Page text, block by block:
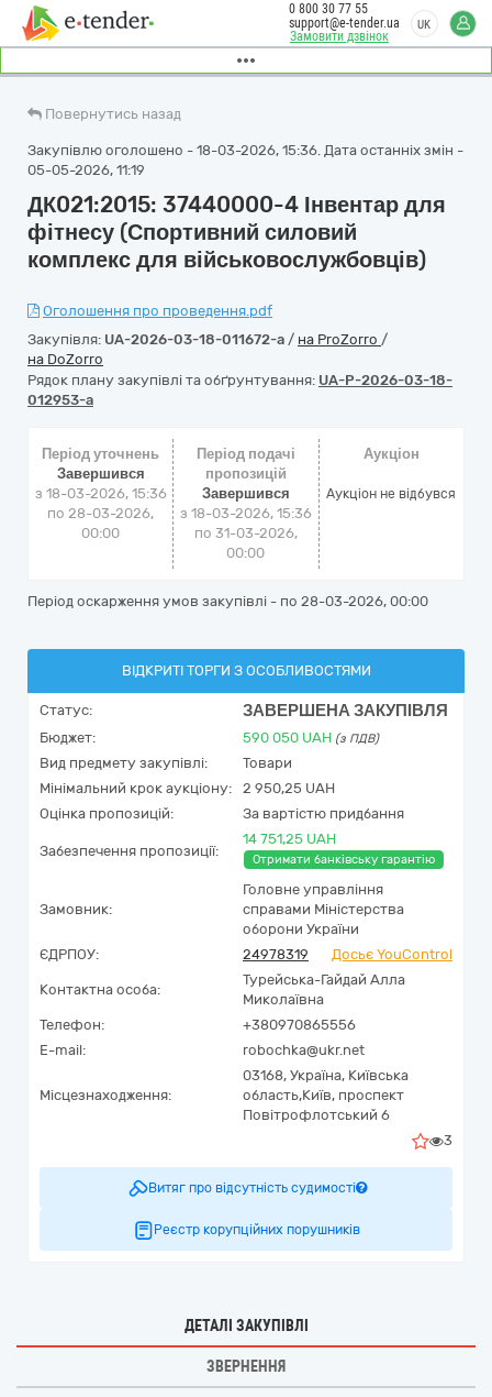
Замовити дзвінок
0 800 30 77 55
support@e-tender.ua
UK
Повернутись назад
Закупівлю оголошено - 18-03-2026, 15:36. Дата останніх змін -
05-05-2026, 11:19
ДК021:2015: 37440000-4 Інвентар для
фітнесу (Спортивний силовий
комплекс для військовослужбовців)
Оголошення про проведення.pdf
Закупівля: UA-2026-03-18-011672-a / на ProZorro /
на DoZorro
Рядок плану закупівлі та обґрунтування: UA-P-2026-03-18-
012953-a
Період уточнень
Завершився
з 18-03-2026, 15:36
по 28-03-2026,
00:00
Період подачі
пропозицій
Завершився
з 18-03-2026, 15:36
по 31-03-2026,
00:00
Аукціон
Аукціон не відбувся
Період оскарження умов закупівлі - по 28-03-2026, 00:00
ВІДКРИТІ ТОРГИ З ОСОБЛИВОСТЯМИ
Статус: ЗАВЕРШЕНА ЗАКУПІВЛЯ
Бюджет: 590 050 UAH (з ПДВ)
Вид предмету закупівлі:
Товари
Мінімальний крок аукціону:
2 950,25 UAH
Оцінка пропозицій:
За вартістю придбання
Забезпечення пропозиції:
14 751,25 UAH
Отримати банківську гарантію
Замовник:
Головне управління
справами Міністерства
оборони України
ЄДРПОУ:
24978319 Досьє YouControl
Контактна особа:
Турейська-Гайдай Алла
Миколаївна
Телефон:
+380970865556
E-mail:
robochka@ukr.net
Місцезнаходження:
03168, Україна, Київська
область,Київ, проспект
Повітрофлотський 6
3
Витяг про відсутність судимості
Реєстр корупційних порушників
ДЕТАЛІ ЗАКУПІВЛІ
ЗВЕРНЕННЯ